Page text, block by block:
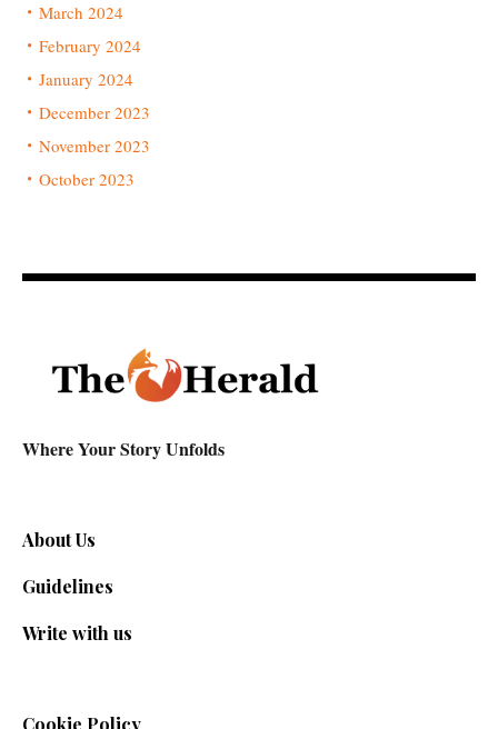
March 2024
February 2024
January 2024
December 2023
November 2023
October 2023
Where Your Story Unfolds
About Us
Guidelines
Write with us